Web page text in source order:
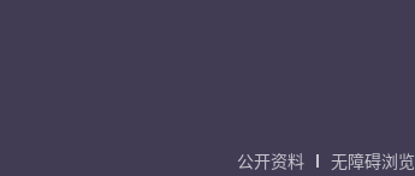
公开资料 无障碍浏览